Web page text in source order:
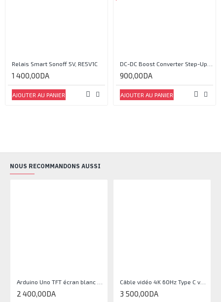
Relais Smart Sonoff 5V, RE5V1C
1 400,00DA
AJOUTER AU PANIER
900,00DA
AJOUTER AU PANIER
NOUS RECOMMANDONS AUSSI
2 400,00DA
Câble vidéo 4K 60Hz Type C vers HDMI 1,8 m
3 500,00DA